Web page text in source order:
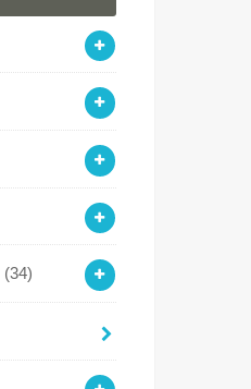
(34)